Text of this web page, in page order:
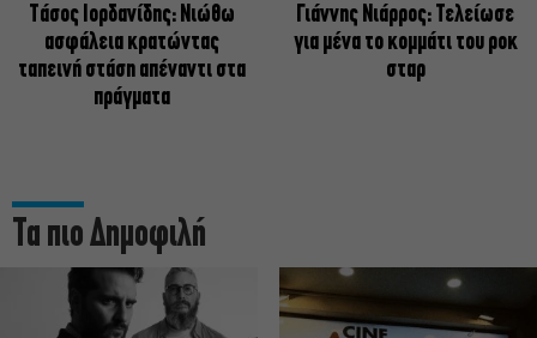
Tάσος Ιορδανίδης: Νιώθω
ασφάλεια κρατώντας
ταπεινή στάση απέναντι στα
πράγματα
Γιάννης Νιάρρος: Τελείωσε
για μένα το κομμάτι του ροκ
σταρ
Τα πιο Δημοφιλή